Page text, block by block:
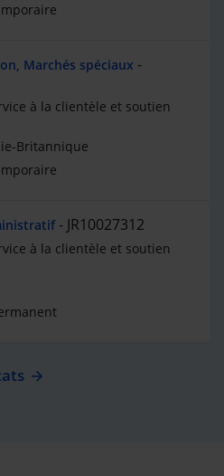
Marchés spéciaux
à la clientèle et soutien
Britannique
JR10027312
à la clientèle et soutien